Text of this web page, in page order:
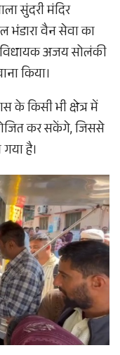
सुंदरी मंदिर
भंडारा वैन सेवा का
अजय सोलंकी
किया।
के किसी भी क्षेत्र में
कर सकेंगे, जिससे
है।